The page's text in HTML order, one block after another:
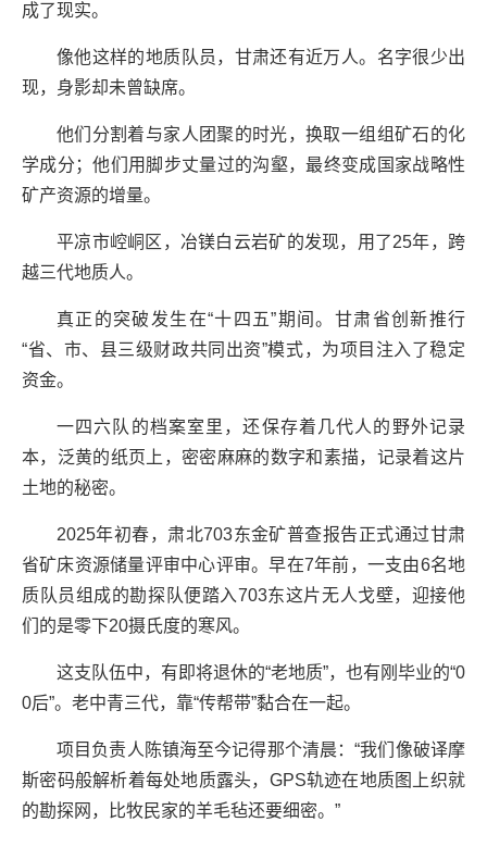
成了现实。
像他这样的地质队员，甘肃还有近万人。名字很少出
现，身影却未曾缺席。
他们分割着与家人团聚的时光，换取一组组矿石的化
学成分；他们用脚步丈量过的沟壑，最终变成国家战略性
矿产资源的增量。
平凉市崆峒区，冶镁白云岩矿的发现，用了25年，跨
越三代地质人。
真正的突破发生在“十四五”期间。甘肃省创新推行
“省、市、县三级财政共同出资”模式，为项目注入了稳定
资金。
一四六队的档案室里，还保存着几代人的野外记录
本，泛黄的纸页上，密密麻麻的数字和素描，记录着这片
土地的秘密。
2025年初春，肃北703东金矿普查报告正式通过甘肃
省矿床资源储量评审中心评审。早在7年前，一支由6名地
质队员组成的勘探队便踏入703东这片无人戈壁，迎接他
们的是零下20摄氏度的寒风。
这支队伍中，有即将退休的“老地质”，也有刚毕业的“0
0后”。老中青三代，靠“传帮带”黏合在一起。
项目负责人陈镇海至今记得那个清晨：“我们像破译摩
斯密码般解析着每处地质露头，GPS轨迹在地质图上织就
的勘探网，比牧民家的羊毛毡还要细密。”